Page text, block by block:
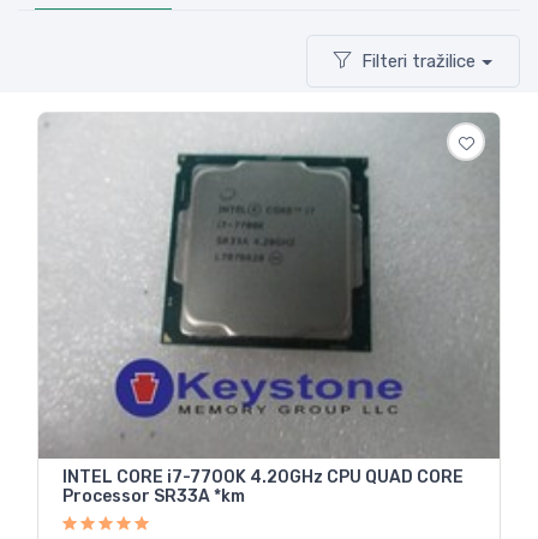
Filteri tražilice
INTEL CORE i7-7700K 4.20GHz CPU QUAD CORE
Processor SR33A *km